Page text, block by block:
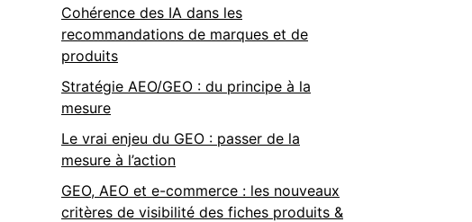
Cohérence des IA dans les
recommandations de marques et de
produits
Stratégie AEO/GEO : du principe à la
mesure
Le vrai enjeu du GEO : passer de la
mesure à l’action
GEO, AEO et e-commerce : les nouveaux
critères de visibilité des fiches produits &